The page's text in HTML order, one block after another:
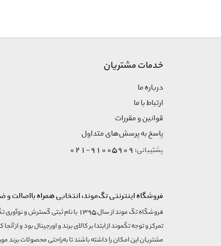
خدمات مشتریان
درباره ما
ارتباط با ما
قوانین و مقررات
پاسخ به پرسش‌های متداول
پشتیبانی: 91005909-021
فروشگاه اینترنتی تگ‌موند، انتخابی همراه بااصالت و
تمرکز و توجه تگموند از ابتدا بر کالای برند و اورجینال بود و از
مشتریان این امکان را داشته باشند تا به‌راحتی محصولات برند